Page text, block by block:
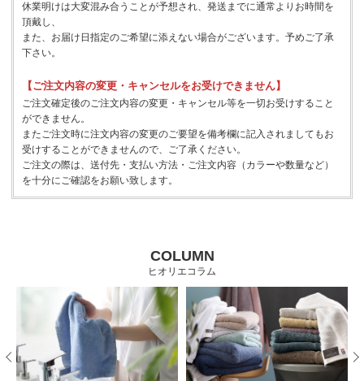
休業明けは大変混み合うことが予想され、発送までに通常よりお時間を
頂戴し、
また、お届け日指定のご希望に添えない場合がございます。予めご了承
下さい。
【ご注文内容の変更・キャンセルをお受けできません】
ご注文確定後のご注文内容の変更・キャンセル等を一切お受けすること
ができません。
またご注文時に注文内容の変更のご要望を備考欄に記入されましてもお
受けすることができませんので、ご了承ください。
ご注文の際は、送付先・支払い方法・ご注文内容（カラーや数量など）
を十分にご確認をお願い致します。
COLUMN
ヒオリエコラム